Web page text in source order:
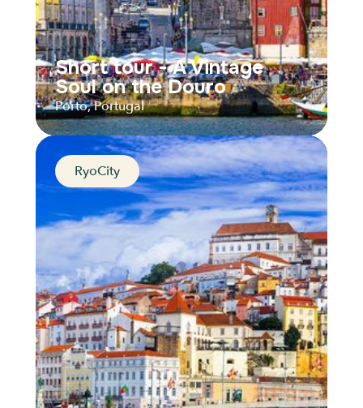
Short tour - A Vintage
Soul on the Douro
Porto, Portugal
Short tour - A Vintage
Soul on the Douro
Porto, Portugal
Distance
Durée
Audios Parcours
RyoCity